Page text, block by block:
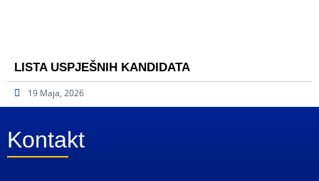
LISTA USPJEŠNIH KANDIDATA
19 Maja, 2026
Kontakt